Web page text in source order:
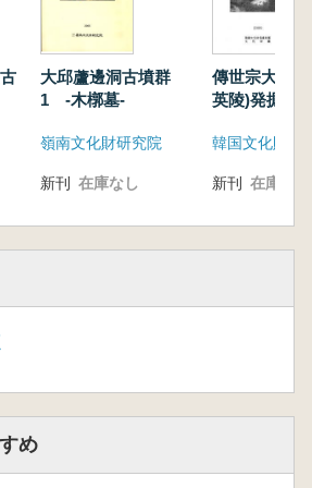
大邱蘆邊洞古墳群
1 -木槨墓-
嶺南文化財研究院
新刊 在庫なし
傳世宗大王
英陵)発掘調
新刊 在庫なし
め